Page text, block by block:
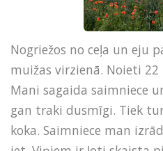
Nogriežos no ceļa un eju
muižas virzienā. Noieti
Mani sagaida saimniece
gan traki dusmīgi. Tiek
koka. Saimniece man